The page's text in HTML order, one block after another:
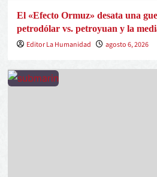
El «Efecto Ormuz» desata una
petrodólar vs. petroyuan y la
Editor La Humanidad
agosto 6, 2026